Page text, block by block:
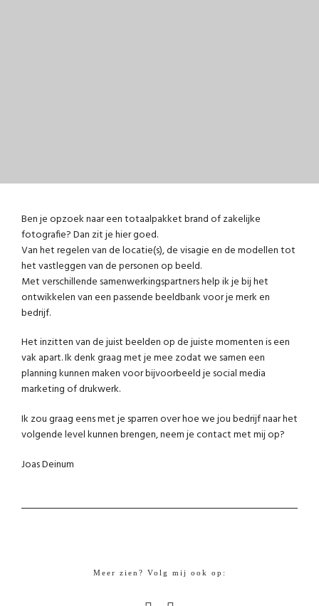
Ben je opzoek naar een totaalpakket brand of zakelijke
fotografie? Dan zit je hier goed.
Van het regelen van de locatie(s), de visagie en de modellen tot
het vastleggen van de personen op beeld.
Met verschillende samenwerkingspartners help ik je bij het
ontwikkelen van een passende beeldbank voor je merk en
bedrijf.
Het inzitten van de juist beelden op de juiste momenten is een
vak apart. Ik denk graag met je mee zodat we samen een
planning kunnen maken voor bijvoorbeeld je social media
marketing of drukwerk.
Ik zou graag eens met je sparren over hoe we jou bedrijf naar het
volgende level kunnen brengen, neem je contact met mij op?
Joas Deinum
Meer zien? Volg mij ook op: